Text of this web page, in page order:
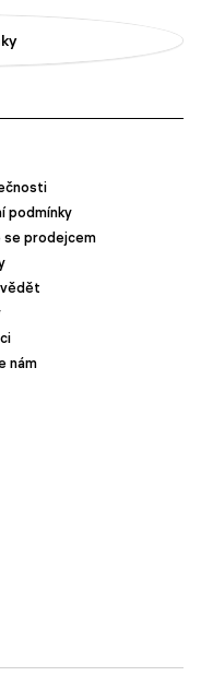
podmínky
prodejcem
nám